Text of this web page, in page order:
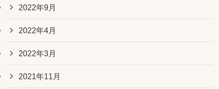
2022年9月
2022年4月
2022年3月
2021年11月